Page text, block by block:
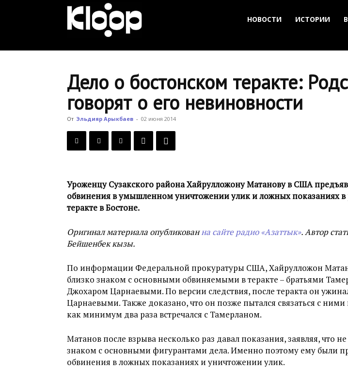
Новости
Кыргызстана
НОВОСТИ ИСТОРИИ
Дело о бостонском теракте:
говорят о его невиновности
От Эльдияр Арыкбаев - 02 июня 2014
Уроженцу Сузакского района Хайрулложону Матанову в США
обвинения в умышленном уничтожении улик и ложных показаниях в
теракте в Бостоне.
Оригинал материала опубликованна сайте радио «Азаттык». Автор
Бейшенбек кызы.
По информации Федеральной прокуратуры США, Хайрулложон
близко знаком с основными обвиняемыми в теракте – братьями
Джохаром Царнаевыми. По версии следствия, после теракта он
Царнаевыми. Также доказано, что он позже пытался связаться с
как минимум два раза встречался с Тамерланом.
Матанов после взрыва несколько раз давал показания, заявляя, что
знаком с основными фигурантами дела. Именно поэтому ему были
обвинения в ложных показаниях и уничтожении улик.